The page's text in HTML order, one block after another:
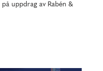
på uppdrag av Rabén &